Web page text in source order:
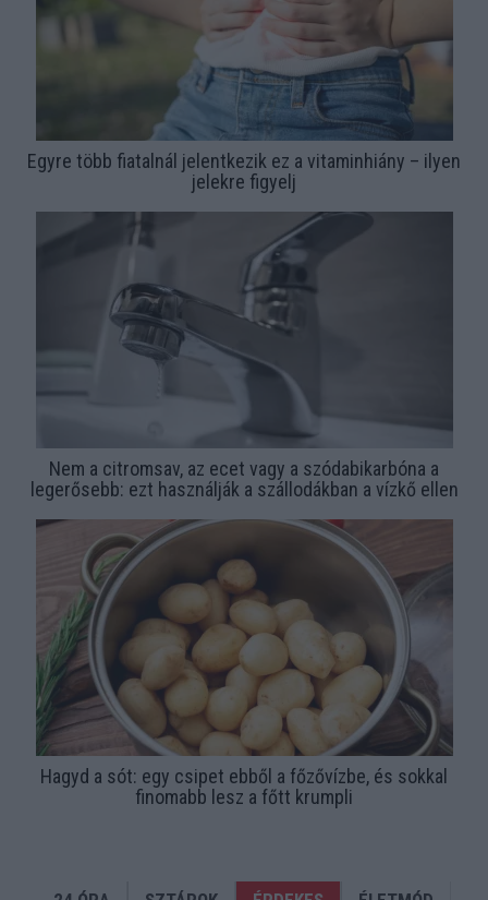
Egyre több fiatalnál jelentkezik ez a vitaminhiány – ilyen
jelekre figyelj
Nem a citromsav, az ecet vagy a szódabikarbóna a
legerősebb: ezt használják a szállodákban a vízkő ellen
Hagyd a sót: egy csipet ebből a főzővízbe, és sokkal
finomabb lesz a főtt krumpli